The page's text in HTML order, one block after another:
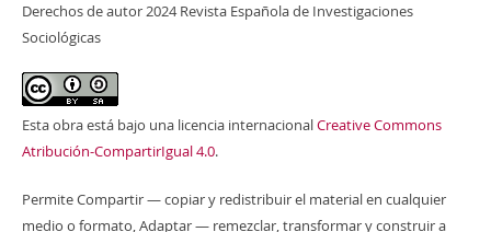
Derechos de autor 2024 Revista Española de Investigaciones
Sociológicas
Esta obra está bajo una licencia internacionalCreative Commons
Atribución-CompartirIgual 4.0.
Permite Compartir — copiar y redistribuir el material en cualquier
medio o formato, Adaptar — remezclar, transformar y construir a